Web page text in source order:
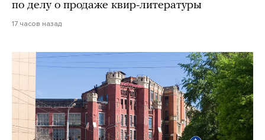
по делу о продаже квир-литературы
17 часов назад